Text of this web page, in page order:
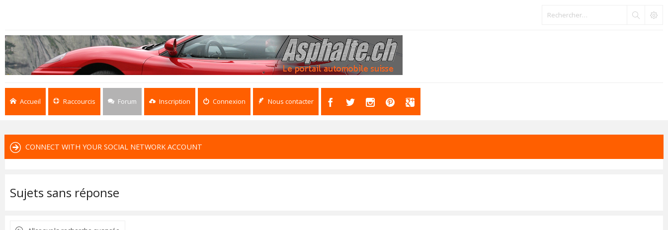
Accueil Raccourcis Forum Inscription Connexion Nous contacter
CONNECT WITH YOUR SOCIAL NETWORK ACCOUNT
Sujets sans réponse